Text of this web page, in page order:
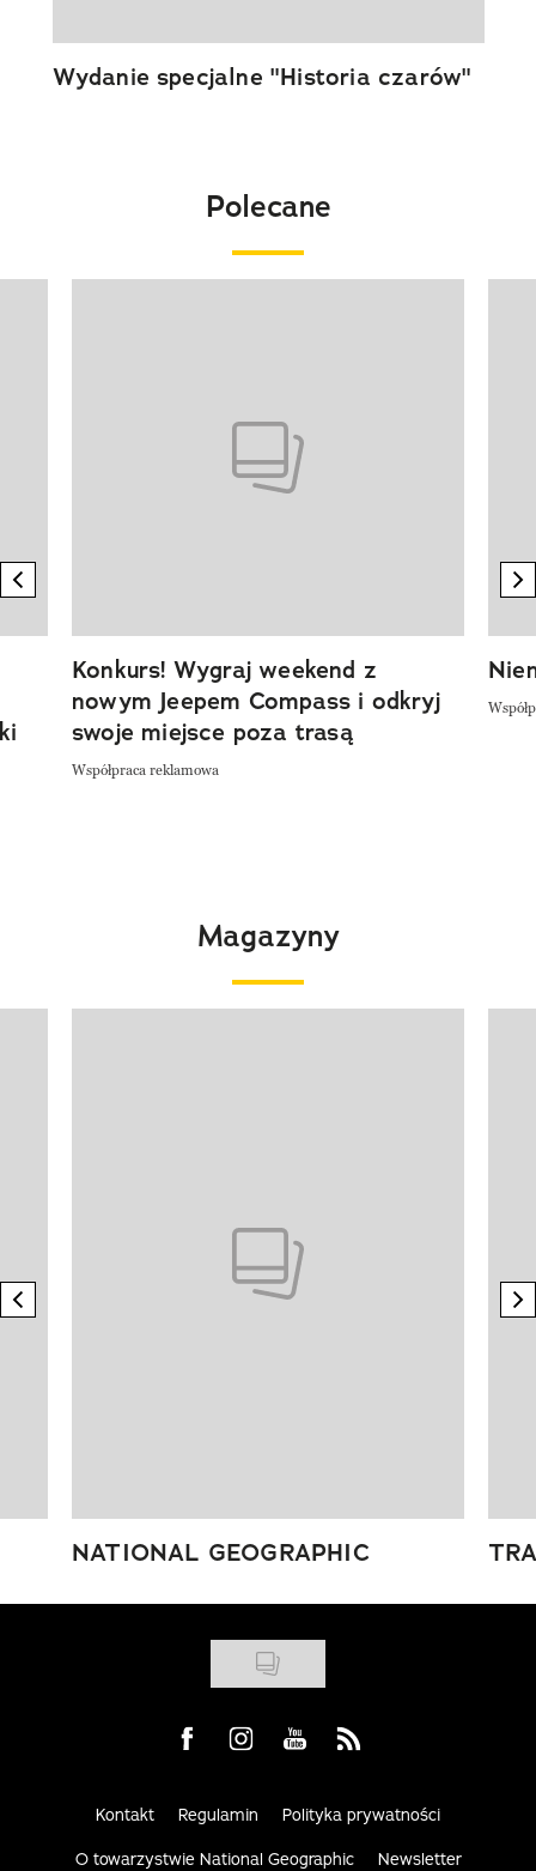
Wydanie specjalne "Historia czarów"
Polecane
previous element
Konkurs! Wygraj weekend z
nowym Jeepem Compass i odkryj
swoje miejsce poza trasą
Współpraca reklamowa
Magazyny
previous element
NATIONAL GEOGRAPHIC
Visit us on Facebook
Visit us on Instagram
Visit us on Youtube
Visit us on Rss
Kontakt Regulamin Polityka prywatności
O towarzystwie National Geographic Newsletter